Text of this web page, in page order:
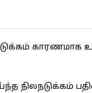
நிலநடுக்கம்